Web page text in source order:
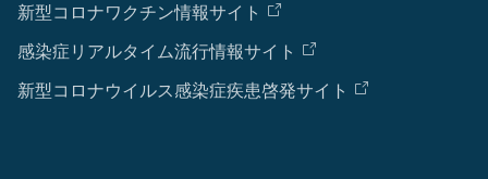
新型コロナワクチン情報サイト
感染症リアルタイム流行情報サイト
新型コロナウイルス感染症疾患啓発サイト